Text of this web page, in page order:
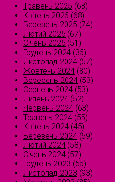
Травень 2025 (68)
Квітень 2025 (68)
Березень 2025 (74)
Лютий 2025 (67)
Січень 2025 (51)
Грудень 2024 (35)
Листопад 2024 (57)
Жовтень 2024 (80)
Вересень 2024 (53)
Серпень 2024 (53)
Липень 2024 (52)
Червень 2024 (63)
Травень 2024 (55)
Квітень 2024 (45)
Березень 2024 (59)
Лютий 2024 (58)
Січень 2024 (57)
Грудень 2023 (55)
Листопад 2023 (93)